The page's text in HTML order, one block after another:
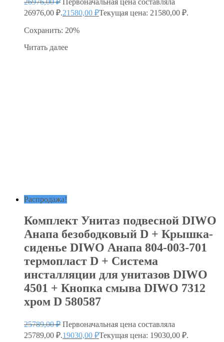
26976,00₽ Первоначальная цена составляла
26976,00 ₽.21580,00 ₽Текущая цена: 21580,00 ₽.
Сохранить: 20%
Читать далее
Распродажа!
Комплект Унитаз подвесной DIWO
Анапа безободковый D + Крышка-
сиденье DIWO Анапа 804-003-701
термопласт D + Система
инсталляции для унитазов DIWO
4501 + Кнопка смыва DIWO 7312
хром D 580587
25789,00₽ Первоначальная цена составляла
25789,00 ₽.19030,00 ₽Текущая цена: 19030,00 ₽.